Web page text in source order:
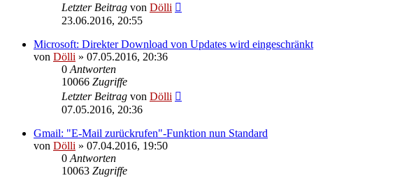
Letzter Beitrag von Dölli
23.06.2016, 20:55
Microsoft: Direkter Download von Updates wird eingeschränkt
von Dölli » 07.05.2016, 20:36
0 Antworten
10066 Zugriffe
Letzter Beitrag von Dölli
07.05.2016, 20:36
Gmail: "E-Mail zurückrufen"-Funktion nun Standard
von Dölli » 07.04.2016, 19:50
0 Antworten
10063 Zugriffe